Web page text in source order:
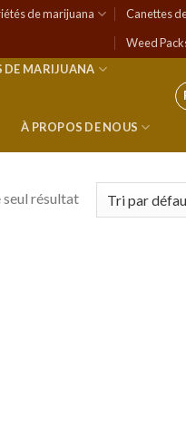
de marijuana Canettes
Weed
DE MARIJUANA
À PROPOS DE NOUS
seul résultat